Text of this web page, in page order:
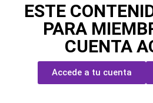
ESTE
PARA
CUENTA
Accede a tu cuenta